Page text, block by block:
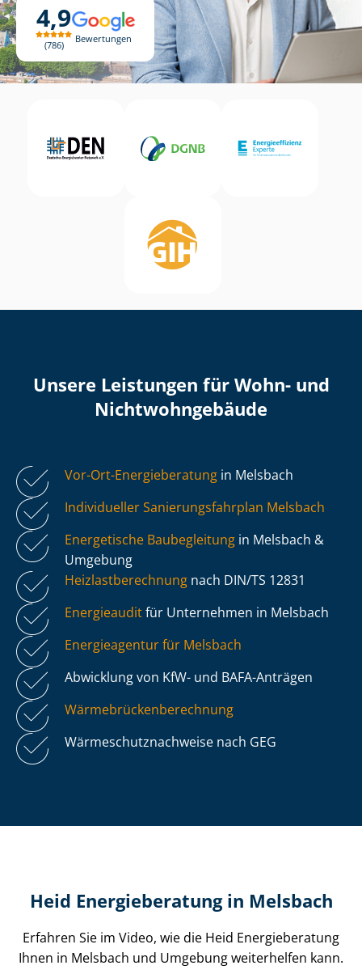
4,9
786
Bewertungen
Unsere Leistungen für Wohn- und
Nicht­wohn­ge­bäu­de
Vor-Ort-Energieberatung in Melsbach
Individueller Sa­nie­rungs­fahr­plan Melsbach
Energetische Baubegleitung in Melsbach &
Umgebung
Heiz­last­be­rech­nung nach DIN/TS 12831
Energieauditfür Unternehmen in Melsbach
Energieagentur für Melsbach
Abwicklung von KfW- und BAFA-Anträgen
Wär­me­brü­cken­be­rech­nung
Wär­me­schutz­nach­wei­se nach GEG
Heid Energieberatung in Melsbach
Erfahren Sie im Video, wie die Heid Energieberatung
Ihnen in Melsbach und Umgebung weiterhelfen kann.